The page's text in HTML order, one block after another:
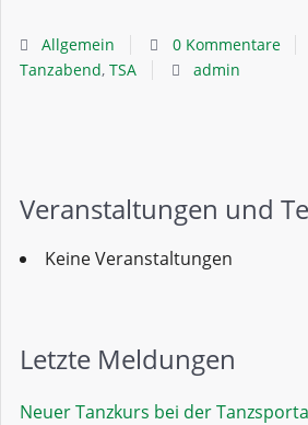
Allgemein 0 Kommentare
Tanzabend, TSA admin
Veranstaltungen und
Keine Veranstaltungen
Letzte Meldungen
Neuer Tanzkurs bei der